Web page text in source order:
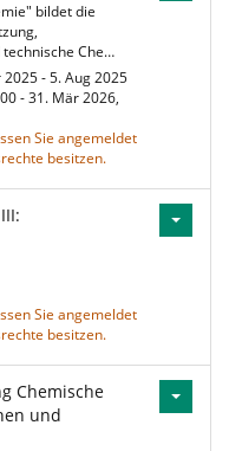
bildet die
Che…
- 5. Aug 2025
- 31. Mär 2026,
Sie angemeldet
besitzen.
Sie angemeldet
besitzen.
Chemische
und